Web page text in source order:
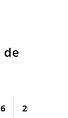
de
2027